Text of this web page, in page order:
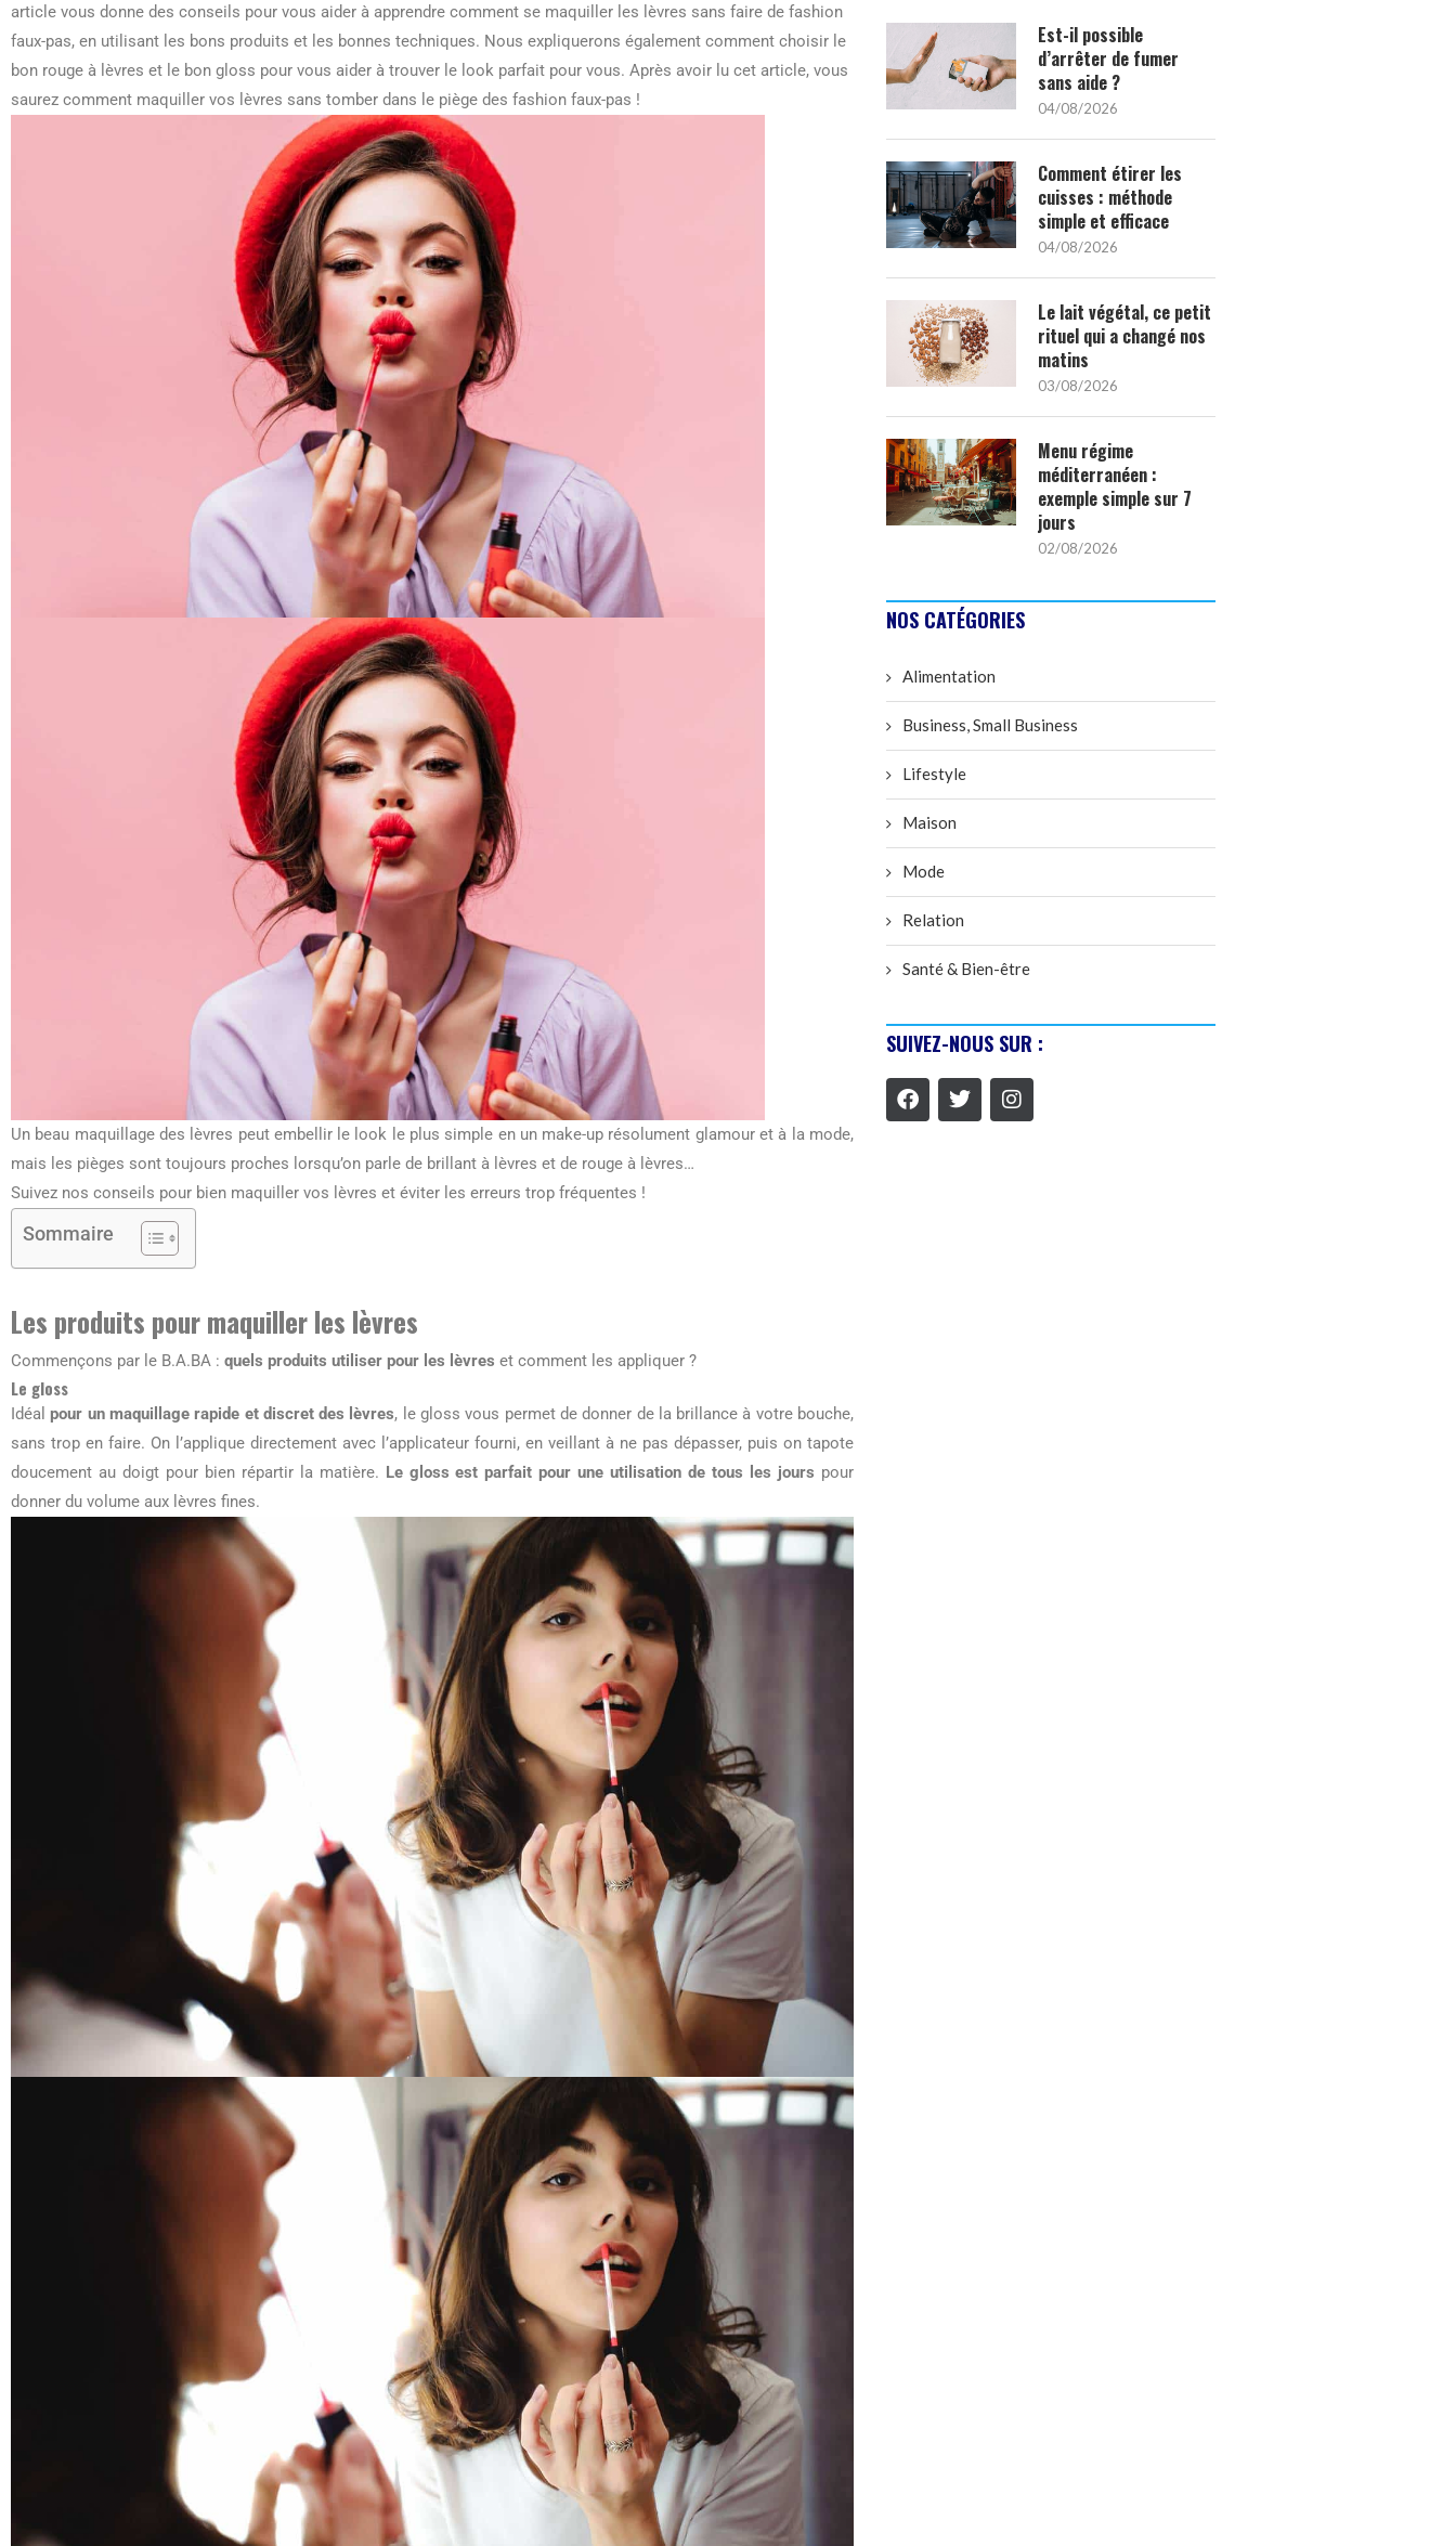
article vous donne des conseils pour vous aider à apprendre comment se maquiller les lèvres sans faire de fashion
faux-pas, en utilisant les bons produits et les bonnes techniques. Nous expliquerons également comment choisir le
bon rouge à lèvres et le bon gloss pour vous aider à trouver le look parfait pour vous. Après avoir lu cet article, vous
saurez comment maquiller vos lèvres sans tomber dans le piège des fashion faux-pas !
Un beau maquillage des lèvres peut embellir le look le plus simple en un make-up résolument glamour et à la mode,
mais les pièges sont toujours proches lorsqu’on parle de brillant à lèvres et de rouge à lèvres…
Suivez nos conseils pour bien maquiller vos lèvres et éviter les erreurs trop fréquentes !
Sommaire
Les produits pour maquiller les lèvres
Commençons par le B.A.BA : quels produits utiliser pour les lèvres et comment les appliquer ?
Le gloss
Idéalpour un maquillage rapide et discret des lèvres, le gloss vous permet de donner de la brillance à votre bouche,
sans trop en faire. On l’applique directement avec l’applicateur fourni, en veillant à ne pas dépasser, puis on tapote
doucement au doigt pour bien répartir la matière. Le gloss est parfait pour une utilisation de tous les jours pour
donner du volume aux lèvres fines.
Est-il possible
d’arrêter de fumer
sans aide ?
04/08/2026
Comment étirer les
cuisses : méthode
simple et efficace
04/08/2026
Le lait végétal, ce petit
rituel qui a changé nos
matins
03/08/2026
Menu régime
méditerranéen :
exemple simple sur 7
jours
02/08/2026
NOS CATÉGORIES
Alimentation
Business, Small Business
Lifestyle
Maison
Mode
Relation
Santé & Bien-être
SUIVEZ-NOUS SUR :